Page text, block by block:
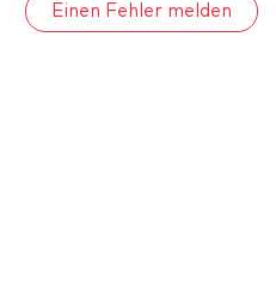
Einen Fehler melden